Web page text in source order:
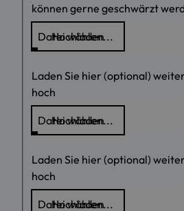
können gerne geschwärzt
Laden Sie hier (optional)
hoch
Laden Sie hier (optional)
hoch